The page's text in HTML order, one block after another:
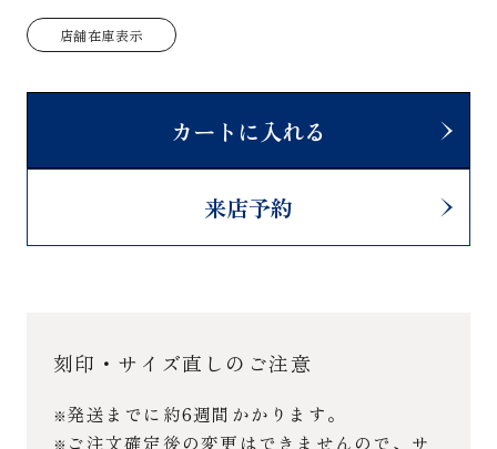
店舗在庫表示
カートに入れる
来店予約
刻印・サイズ直しのご注意
発送までに約6週間かかります。
ご注文確定後の変更はできませんので、サ